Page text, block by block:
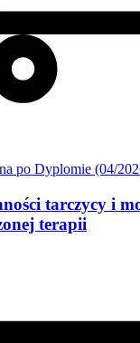
po Dyplomie (04/
tarczycy i
terapii